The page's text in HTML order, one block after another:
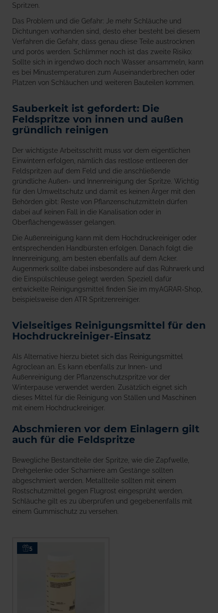
Spritzen.
Das Problem und die Gefahr: Je mehr Schläuche und
Dichtungen vorhanden sind, desto eher besteht bei diesem
Verfahren die Gefahr, dass genau diese Teile austrocknen
und porös werden. Schlimmer noch ist das zweite Risiko:
Sollte sich in irgendwo doch noch Wasser ansammeln, kann
es bei Minustemperaturen zum Auseinanderbrechen oder
Platzen von Schläuchen und weiteren Bauteilen kommen.
Sauberkeit ist gefordert: Die
Feldspritze von innen und außen
gründlich reinigen
Der wichtigste Arbeitsschritt muss vor dem eigentlichen
Einwintern erfolgen, nämlich das restlose entleeren der
Feldspritzen auf dem Feld und die anschließende
gründliche Außen- und Innenreinigung der Spritze. Wichtig
für den Umweltschutz und damit es keinen Ärger mit den
Behörden gibt: Reste von Pflanzenschutzmitteln dürfen
dabei auf keinen Fall in die Kanalisation oder in
Oberflächengewässer gelangen.
Die Außenreinigung kann mit dem Hochdruckreiniger oder
entsprechenden Handbürsten erfolgen. Danach folgt die
Innenreinigung, am besten ebenfalls auf dem Acker.
Augenmerk sollte dabei insbesondere auf das Rührwerk und
die Einspülschleuse gelegt werden. Speziell dafür
entwickelte Reinigungsmittel finden Sie im myAGRAR-Shop,
beispielsweise den ATR Spritzenreiniger.
Vielseitiges Reinigungsmittel für den
Hochdruckreiniger-Einsatz
Als Alternative hierzu bietet sich das Reinigungsmittel
Agroclean an. Es kann ebenfalls zur Innen- und
Außenreinigung der Pflanzenschutzspritze vor der
Winterpause verwendet werden. Zusätzlich eignet sich
dieses Mittel für die Reinigung von Ställen und Maschinen
mit einem Hochdruckreiniger.
Abschmieren vor dem Einlagern gilt
auch für die Feldspritze
Bewegliche Bestandteile der Spritze, wie die Zapfwelle,
Drehgelenke oder Scharniere am Gestänge sollten
abgeschmiert werden. Metallteile sollten mit einem
Rostschutzmittel gegen Flugrost eingesprüht werden.
Schläuche gilt es zu überprüfen und gegebenenfalls mit
einem Gummischutz zu versehen.
5